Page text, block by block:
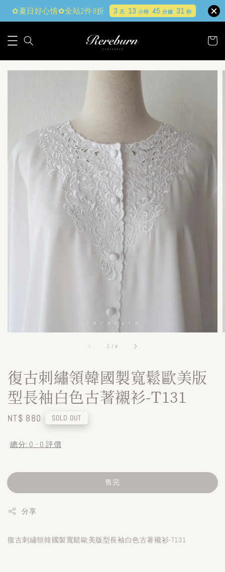
✿夏日好心情✿全站2件9折 3 天 13小時 45分鐘 30秒
1 /4
復古刺繡領韓國製寬鬆歐美版
型長袖白色古著襯衫-T131
Regular
NT$ 880 SOLD OUT
總分: 0 - 0 評價
售完
分享
復古刺繡領韓國製寬鬆歐美版型長袖白色古著襯衫-T131